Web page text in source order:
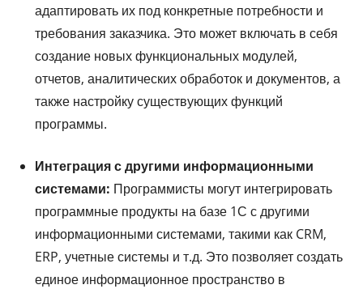
адаптировать их под конкретные потребности и
требования заказчика. Это может включать в себя
создание новых функциональных модулей,
отчетов, аналитических обработок и документов, а
также настройку существующих функций
программы.
Интеграция с другими информационными
системами: Программисты могут интегрировать
программные продукты на базе 1С с другими
информационными системами, такими как CRM,
ERP, учетные системы и т.д. Это позволяет создать
единое информационное пространство в